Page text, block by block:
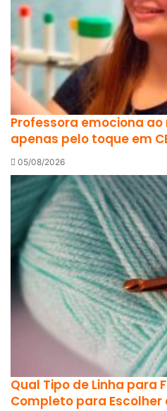
Professora emociona
apenas pelo toque em
05/08/2026
Qual Tipo de Linha para
Completo para Escolher